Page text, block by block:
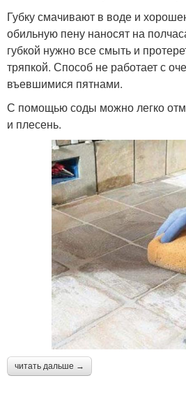
Губку смачивают в воде и
обильную пену наносят на
губкой нужно все смыть и
тряпкой. Способ не работает с
въевшимися пятнами.
С помощью соды можно легко
и плесень.
читать дальше →